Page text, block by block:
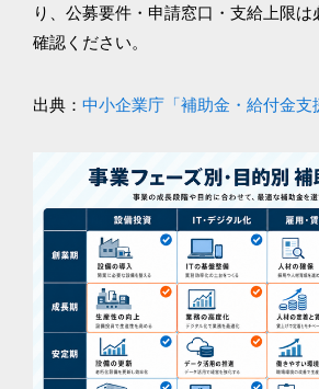
り、公募要件・申請窓口・支給上限
確認ください。
出典： 中小企業庁「補助金・給付金支